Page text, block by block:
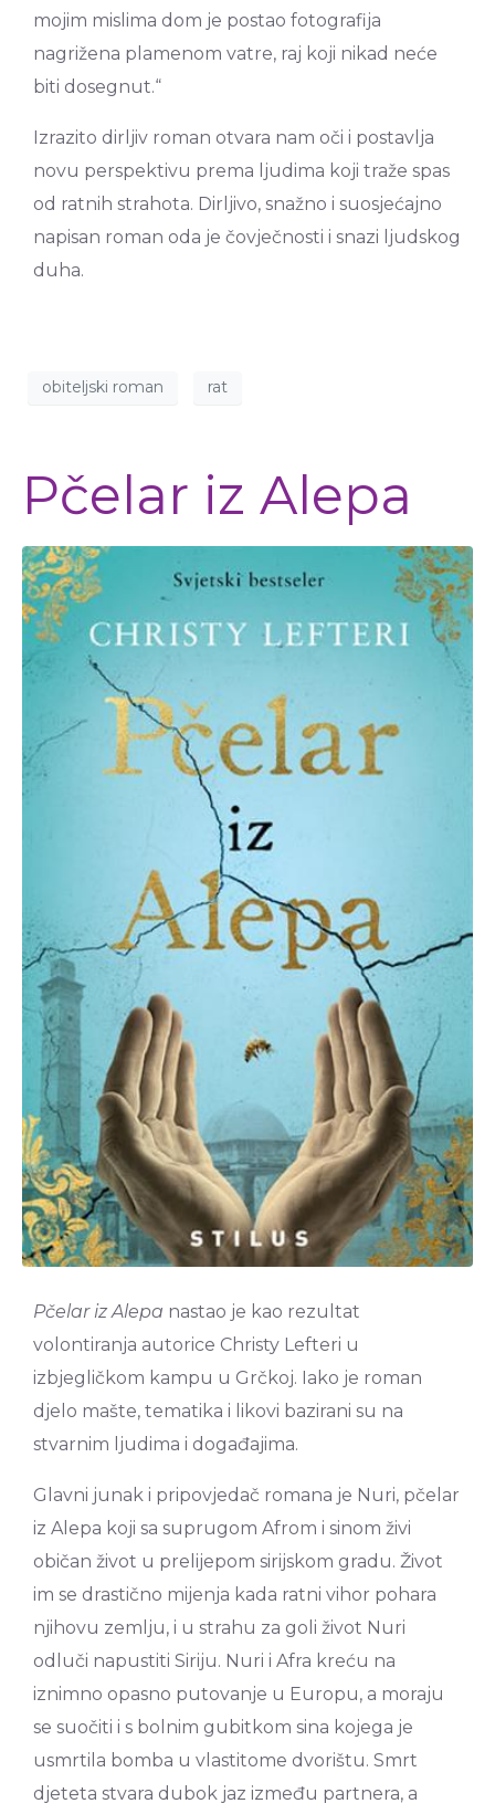
mojim mislima dom je postao fotografija
nagrižena plamenom vatre, raj koji nikad neće
biti dosegnut.“
Izrazito dirljiv roman otvara nam oči i postavlja
novu perspektivu prema ljudima koji traže spas
od ratnih strahota. Dirljivo, snažno i suosjećajno
napisan roman oda je čovječnosti i snazi ljudskog
duha.
obiteljski roman rat
Pčelar iz Alepa
Pčelar iz Alepa nastao je kao rezultat
volontiranja autorice Christy Lefteri u
izbjegličkom kampu u Grčkoj. Iako je roman
djelo mašte, tematika i likovi bazirani su na
stvarnim ljudima i događajima.
Glavni junak i pripovjedač romana je Nuri, pčelar
iz Alepa koji sa suprugom Afrom i sinom živi
običan život u prelijepom sirijskom gradu. Život
im se drastično mijenja kada ratni vihor pohara
njihovu zemlju, i u strahu za goli život Nuri
odluči napustiti Siriju. Nuri i Afra kreću na
iznimno opasno putovanje u Europu, a moraju
se suočiti i s bolnim gubitkom sina kojega je
usmrtila bomba u vlastitome dvorištu. Smrt
djeteta stvara dubok jaz između partnera, a